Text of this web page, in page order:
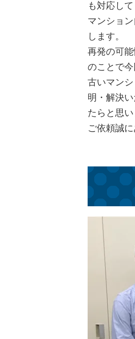
も対応し
マンショ
します。
再発の可
のことで今
古いマン
明・解決
たらと思い
ご依頼誠